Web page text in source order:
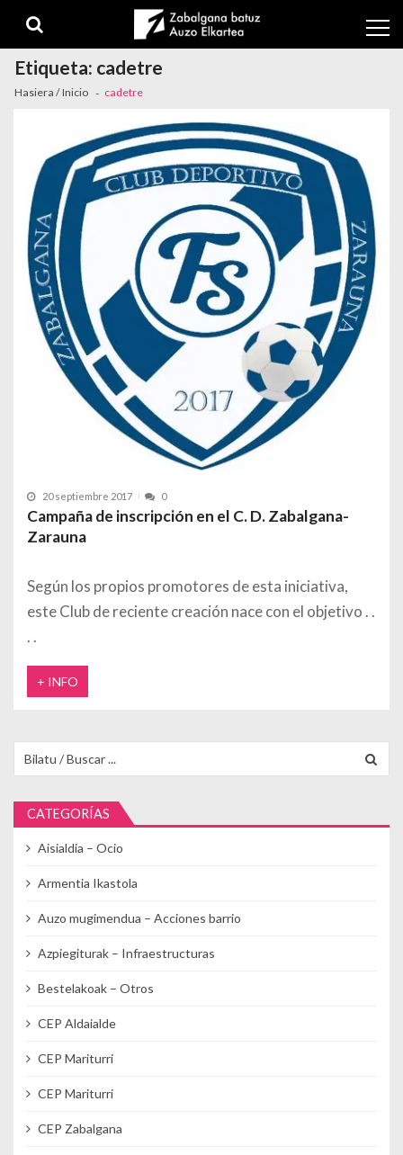
Etiqueta: cadetre
Hasiera / Inicio cadetre
20 septiembre 2017 0
Campaña de inscripción en el C. D. Zabalgana-
Zarauna
Según los propios promotores de esta iniciativa,
este Club de reciente creación nace con el objetivo
+ INFO
CATEGORÍAS
Aisialdia – Ocio
Armentia Ikastola
Auzo mugimendua – Acciones barrio
Azpiegiturak – Infraestructuras
Bestelakoak – Otros
CEP Aldaialde
CEP Mariturri
CEP Mariturri
CEP Zabalgana